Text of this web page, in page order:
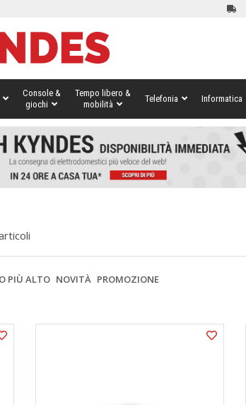
Console &
giochi
Tempo libero &
mobilità
Telefonia Informatica
PIÙ ALTO NOVITÀ PROMOZIONE